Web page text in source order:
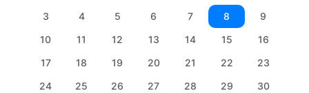
3
4 5 6 7 8
9
10
11 12 13 14 15
16
17
18 19 20 21 22
23
24
25 26 27 28 29
30